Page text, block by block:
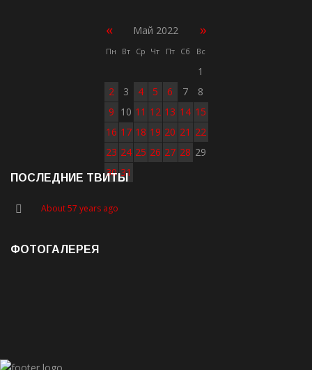
« Май 2022 »
Пн Вт Ср Чт Пт Сб Вс
1
2
3 4 5 6 7
8
9 10 11 12 13 14 15
16 17 18 19 20 21 22
23 24 25 26 27 28 29
30 31
ПОСЛЕДНИЕ ТВИТЫ
About 57 years ago
ФОТОГАЛЕРЕЯ